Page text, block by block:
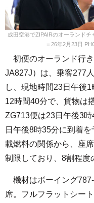
成田空港でZIPAIRのオーランド
＝26年2月23日
初便のオーランド行
JA827J）は、乗客277
し、現地時間23日午後
12時間40分で、貨物は
ZG713便は23日午後3
日午後8時35分に到着
載燃料の関係から、座
制限しており、8割程度
機材はボーイング
席。フルフラットシー